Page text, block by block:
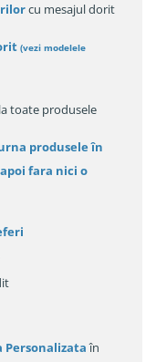
cu mesajul dorit
(vezi modelele
la toate produsele
produsele în
fara nici o
Personalizataîn